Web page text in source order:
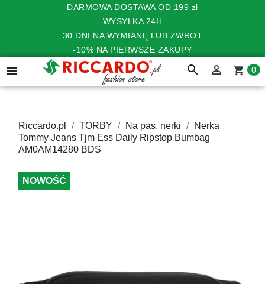
DARMOWA DOSTAWA OD 199 zł
WYSYŁKA 24H
30 DNI NA WYMIANĘ LUB ZWROT
-10% NA PIERWSZE ZAKUPY
 search  shopping_cart 0
Riccardo.pl TORBY Na pas, nerki
Nerka
Tommy Jeans Tjm Ess Daily Ripstop Bumbag
AM0AM14280 BDS
NOWOŚĆ